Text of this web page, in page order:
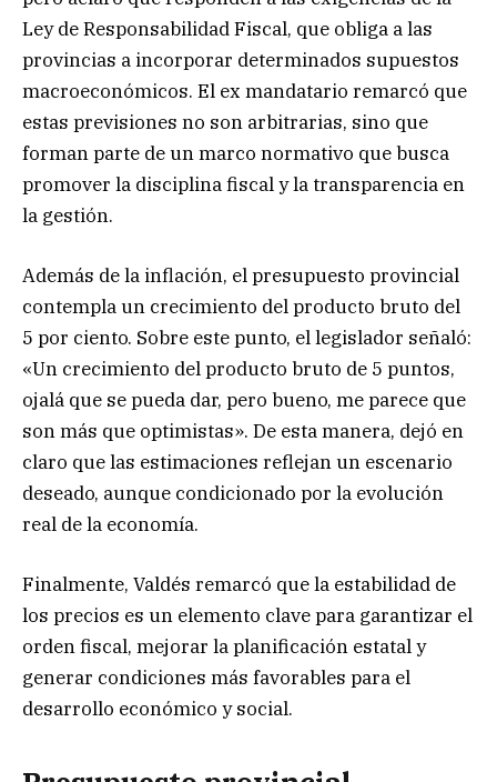
Ley de Responsabilidad Fiscal, que obliga a las
provincias a incorporar determinados supuestos
macroeconómicos. El ex mandatario remarcó que
estas previsiones no son arbitrarias, sino que
forman parte de un marco normativo que busca
promover la disciplina fiscal y la transparencia en
la gestión.
Además de la inflación, el presupuesto provincial
contempla un crecimiento del producto bruto del
5 por ciento. Sobre este punto, el legislador señaló:
«Un crecimiento del producto bruto de 5 puntos,
ojalá que se pueda dar, pero bueno, me parece que
son más que optimistas». De esta manera, dejó en
claro que las estimaciones reflejan un escenario
deseado, aunque condicionado por la evolución
real de la economía.
Finalmente, Valdés remarcó que la estabilidad de
los precios es un elemento clave para garantizar el
orden fiscal, mejorar la planificación estatal y
generar condiciones más favorables para el
desarrollo económico y social.